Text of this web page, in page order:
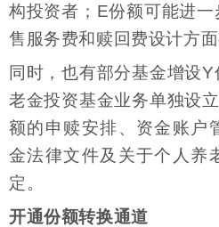
构投资者；E份额可能进
售服务费和赎回费设计方
同时，也有部分基金增设
老金投资基金业务单独设
额的申赎安排、资金账户
金法律文件及关于个人养
定。
开通份额转换通道